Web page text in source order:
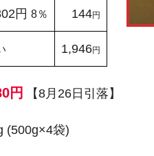
円 8％ 144円
1,946円
円 【8月26日引落】
(500g×4袋)